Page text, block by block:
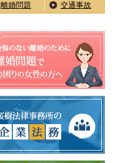
離婚問題 交通事故